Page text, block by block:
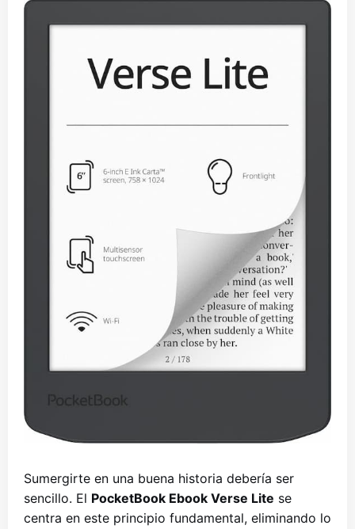
Sumergirte en una buena historia debería ser
sencillo. El PocketBook Ebook Verse Lite se
centra en este principio fundamental, eliminando lo